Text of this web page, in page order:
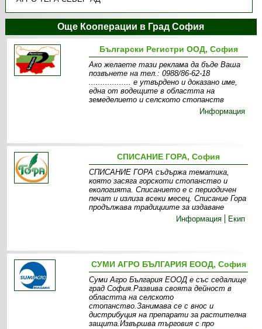
Още Кооперации в Град София
Български Регистри ООД, София
Ако желаете тази реклама да бъде Ваша
позвънете на тел.: 0988/86-62-18
.................. e утвърдено и доказано име,
една от водещите в областта на
земеделието и селското стопанств
Информация
СПИСАНИЕ ГОРА, София
СПИСАНИЕ ГОРА съдържа тематика,
която засяга горскоти стопанство и
екологията. Списанието е с периодичен
печат и излиза всеки месец. Списание Гора
продължава традициите за издаване
Информация
Екип
СУМИ АГРО БЪЛГАРИЯ EООД, София
Суми Агро България ЕООД е със седалище
град София.Развива своята дейност в
областта на селското
стопанство.Занимава се с внос и
дистрибуция на препарати за растителна
защита.Извършва търговия с про